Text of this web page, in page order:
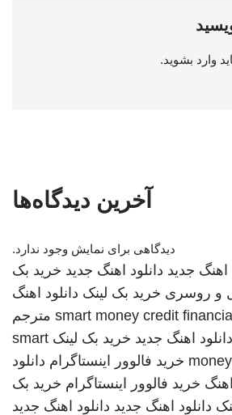
وارد بشوید.
آخرین دیدگاه‌ها
دیدگاهی برای نمایش وجود ندارد.
اهنگ جدید دانلود اهنگ جدید خرید بک
و روسری خرید بک لینک دانلود اهنگ
smart money credit financial مترجم
دانلود اهنگ جدید خرید بک لینک smart
خرید فالوور اینستاگرام دانلود
خرید فالوور اینستاگرام خرید بک
دانلود اهنگ جدید دانلود اهنگ جدید